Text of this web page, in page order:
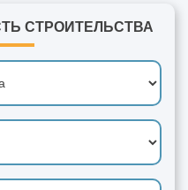
СТРОИТЕЛЬСТВА